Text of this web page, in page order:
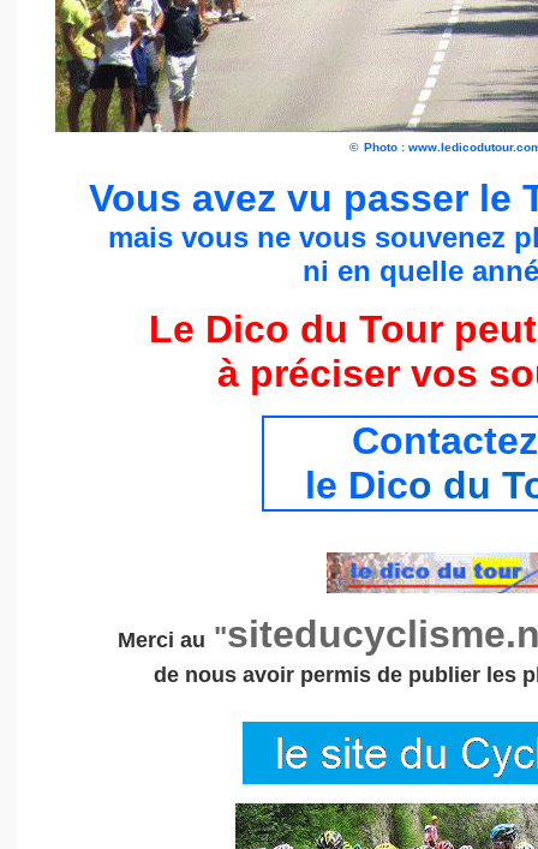
© Photo :
Vous avez vu passer le
mais vous ne vous souvenez
ni en quelle
Le Dico du Tour
à préciser vos
Contactez
le Dico du
Merci au "
de nous avoir permis de publier les